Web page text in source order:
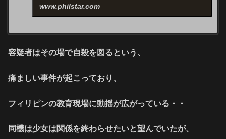
www.philstar.com
容疑者はその場で自殺を図るという、
痛ましい事件が起こっており、
フィリピンの教育現場に動揺が広がっている・・
同機は少女は関係を終わらせたいと望んでいたが、